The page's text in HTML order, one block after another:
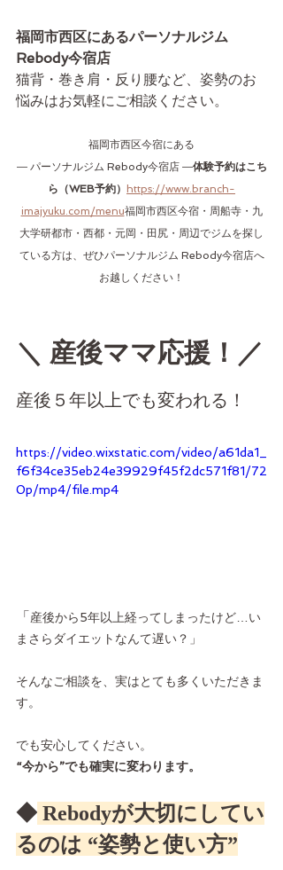
福岡市西区にあるパーソナルジム
Rebody今宿店
猫背・巻き肩・反り腰など、姿勢のお
悩みはお気軽にご相談ください。
福岡市西区今宿にある
― パーソナルジム Rebody今宿店 ―体験予約はこち
ら（WEB予約）
https://www.branch-
imajyuku.com/menu福岡市西区今宿・周船寺・九
大学研都市・西都・元岡・田尻・周辺でジムを探し
ている方は、ぜひパーソナルジム Rebody今宿店へ
お越しください！
＼ 産後ママ応援！／
産後５年以上でも変われる！
https://video.wixstatic.com/video/a61da1_
f6f34ce35eb24e39929f45f2dc571f81/72
0p/mp4/file.mp4
「産後から5年以上経ってしまったけど…い
まさらダイエットなんて遅い？」
そんなご相談を、実はとても多くいただきま
す。
でも安心してください。
“今から”でも確実に変わります。
◆ Rebodyが大切にしてい
るのは “姿勢と使い方”